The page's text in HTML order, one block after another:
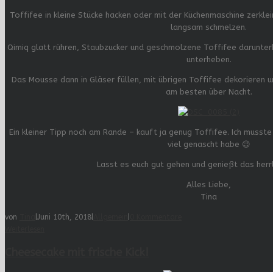
Toffifee in kleine Stücke hacken oder mit der Küchenmaschine
langsam schmelzen.
Qimiq glatt rühren, Staubzucker und geschmolzene Toffifee
unterheben.
Das Mousse dann in Gläser füllen, mit übrigen Toffifee dekorieren
am besten über Nacht.
Ein kleiner Tipp noch am Rande – kauft ja genug Toffifee. Ich
viel genascht habe 😉
Lasst es euch gut gehen und genießt das
Alles Liebe,
Tina
von Juni 10th, 2018